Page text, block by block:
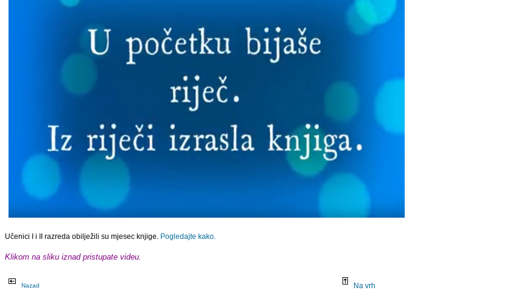
Učenici I i II razreda obilježili su mjesec knjige. Pogledajte kako.
Klikom na sliku iznad pristupate videu.
Nazad Na vrh